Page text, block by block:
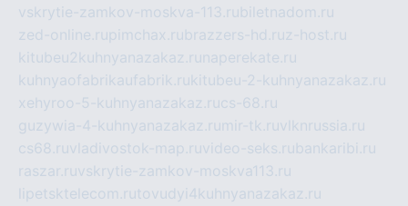
vskrytie-zamkov-moskva-113.rubiletnadom.ru
zed-online.rupimchax.rubrazzers-hd.ruz-host.ru
kitubeu2kuhnyanazakaz.ru naperekate.ru
kuhnyaofabrikaufabrik.rukitubeu-2-kuhnyanazakaz.ru
xehyroo-5-kuhnyanazakaz.rucs-68.ru
guzywia-4-kuhnyanazakaz.ru mir-tk.ruvlknrussia.ru
cs68.ruvladivostok-map.ruvideo-seks.rubankaribi.ru
raszar.ruvskrytie-zamkov-moskva113.ru
lipetsktelecom.rutovudyi4kuhnyanazakaz.ru